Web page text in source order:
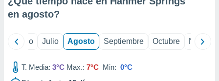
e
publicidad
en agosto?
Junio Julio Agosto Septiembre Octubre
T. Media: 3°C Max.: 7°C Min: 0°C